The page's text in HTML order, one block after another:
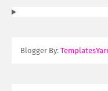
Blogger By: